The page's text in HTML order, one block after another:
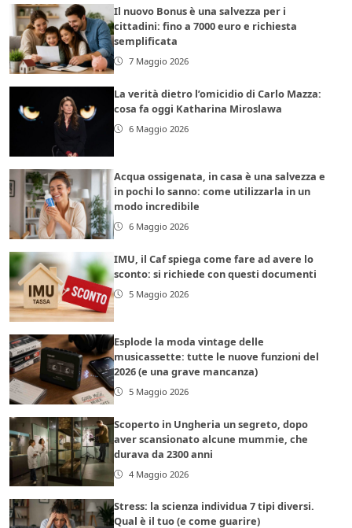
Il nuovo Bonus è una salvezza per i
cittadini: fino a 7000 euro e richiesta
semplificata
7 Maggio 2026
La verità dietro l’omicidio di Carlo Mazza:
cosa fa oggi Katharina Miroslawa
6 Maggio 2026
Acqua ossigenata, in casa è una salvezza e
in pochi lo sanno: come utilizzarla in un
modo incredibile
6 Maggio 2026
IMU, il Caf spiega come fare ad avere lo
sconto: si richiede con questi documenti
5 Maggio 2026
Esplode la moda vintage delle
musicassette: tutte le nuove funzioni del
2026 (e una grave mancanza)
5 Maggio 2026
Scoperto in Ungheria un segreto, dopo
aver scansionato alcune mummie, che
durava da 2300 anni
4 Maggio 2026
Stress: la scienza individua 7 tipi diversi.
Qual è il tuo (e come guarire)